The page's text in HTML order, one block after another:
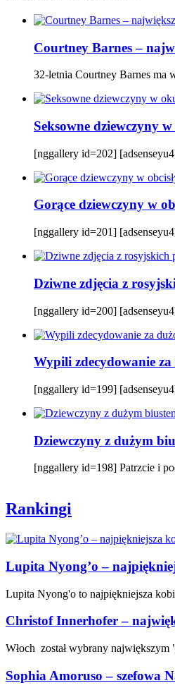
Courtney Barnes –
32-letnia Courtney Barnes ma
Seksowne dziewczyny
[nggallery id=202]
Gorące dziewczyny w
[nggallery id=201]
Dziwne zdjęcia z
[nggallery id=200]
Wypili zdecydowanie za
[nggallery id=199]
Dziewczyny z dużym
[nggallery id=198] Patrzcie i
Rankingi
Lupita Nyong’o –
Lupita Nyong'o to najpiękniejsza
Christof Innerhofer –
Włoch został wybrany
Sophia Amoruso – szefowa